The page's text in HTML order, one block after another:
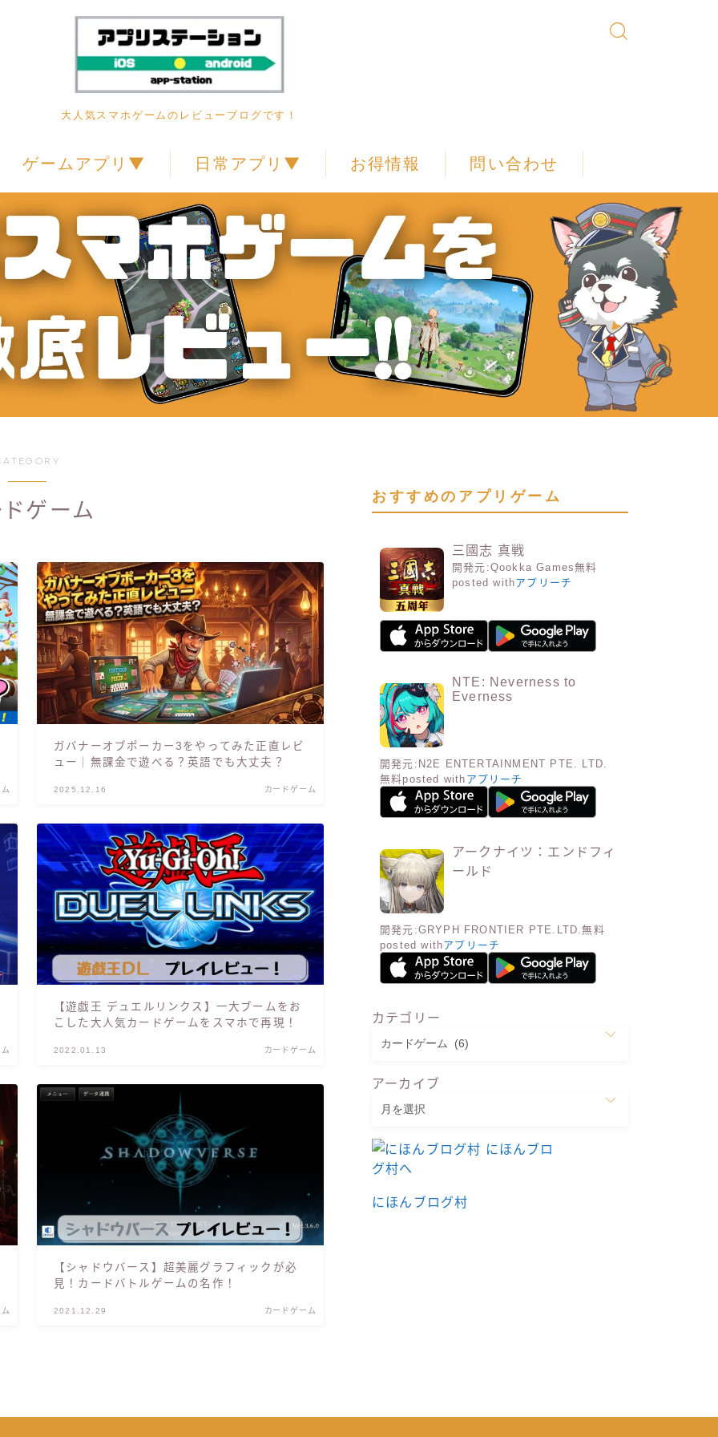
大人気スマホゲームのレビューブログです！
ゲームアプリ▼
アドベンチャー
シミュレーション
シューティング
パズル
リズムゲーム
日常アプリ▼ お得情報 問い合わせ
ゲーム
ガバナーオブポーカー3をやってみた正直レビ
ュー｜無課金で遊べる？英語でも大丈夫？
2025.12.16 カードゲーム
【遊戯王 デュエルリンクス】一大ブームをお
こした大人気カードゲームをスマホで再現！
2022.01.13 カードゲーム
【シャドウバース】超美麗グラフィックが必
見！カードバトルゲームの名作！
2021.12.29 カードゲーム
おすすめのアプリゲーム
三國志 真戦
開発元:Qookka Games無料
posted withアプリーチ
NTE: Neverness to
Everness
開発元: N2E ENTERTAINMENT PTE. LTD.
無料posted with アプリーチ
アークナイツ：エンドフィ
ールド
開発元:GRYPH FRONTIER PTE.LTD.無料
posted withアプリーチ
カテゴリー
アーカイブ
にほんブログ村